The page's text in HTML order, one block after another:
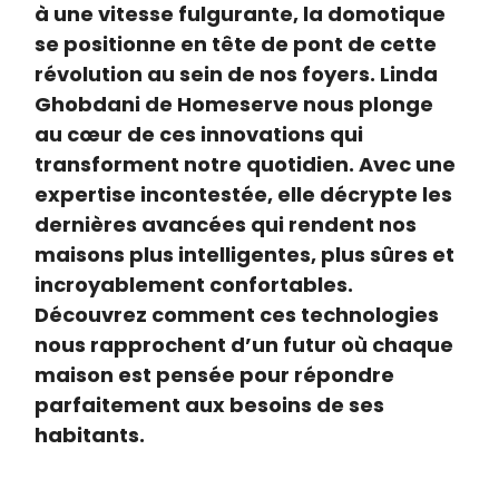
à une vitesse fulgurante, la domotique
se positionne en tête de pont de cette
révolution au sein de nos foyers. Linda
Ghobdani de Homeserve nous plonge
au cœur de ces innovations qui
transforment notre quotidien. Avec une
expertise incontestée, elle décrypte les
dernières avancées qui rendent nos
maisons plus intelligentes, plus sûres et
incroyablement confortables.
Découvrez comment ces technologies
nous rapprochent d’un futur où chaque
maison est pensée pour répondre
parfaitement aux besoins de ses
habitants.